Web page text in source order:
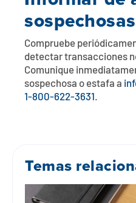
sospechosas
Compruebe
detectar transacciones
Comunique
sospechosa o estafa a
1-800-622-3631 .
Temas